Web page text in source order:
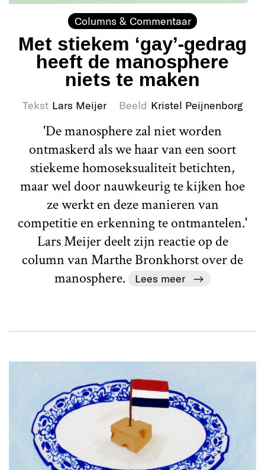
Columns & Commentaar
Met stiekem ‘gay’-gedrag
heeft de manosphere
niets te maken
Tekst Lars Meijer Beeld Kristel Peijnenborg
'De manosphere zal niet worden
ontmaskerd als we haar van een soort
stiekeme homoseksualiteit betichten,
maar wel door nauwkeurig te kijken hoe
ze werkt en deze manieren van
competitie en erkenning te ontmantelen.'
Lars Meijer deelt zijn reactie op de
column van Marthe Bronkhorst over de
manosphere.
Lees meer